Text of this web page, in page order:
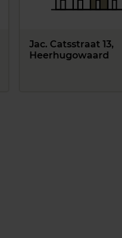
Jac. Catsstraat 13,
Heerhugowaard